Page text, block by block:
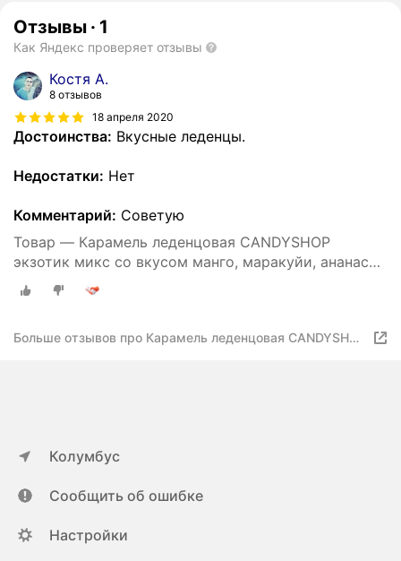
Отзывы · 1
Как Яндекс проверяет отзывы
Костя А.
8 отзывов
18 апреля 2020
Достоинства: Вкусные леденцы.
Недостатки: Нет
Комментарий: Советую
Товар — Карамель леденцовая CANDYSHOP
экзотик микс со вкусом манго, маракуйи, ананаса,
пакет, 80 гр.
Больше отзывов про Карамель леденцовая CANDYSHOP
Колумбус
Сообщить об ошибке
Настройки